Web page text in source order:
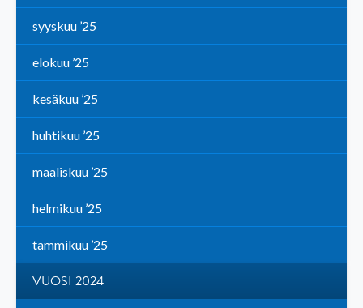
syyskuu ’25
elokuu ’25
kesäkuu ’25
huhtikuu ’25
maaliskuu ’25
helmikuu ’25
tammikuu ’25
VUOSI 2024